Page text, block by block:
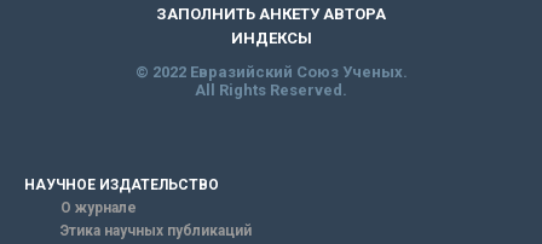
ЗАПОЛНИТЬ АНКЕТУ АВТОРА
ИНДЕКСЫ
© 2022 Евразийский Союз Ученых.
All Rights Reserved.
НАУЧНОЕ ИЗДАТЕЛЬСТВО
О журнале
Этика научных публикаций